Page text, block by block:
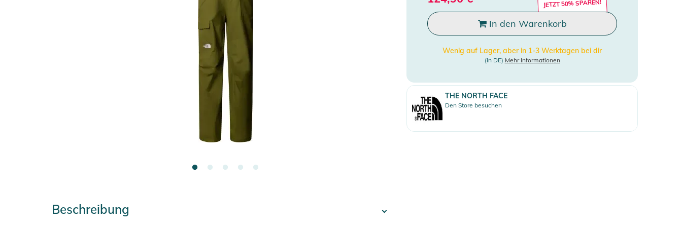
JETZT 50% SPAREN!
In den Warenkorb
Wenig auf Lager, aber in 1-3 Werktagen bei dir
(in DE) Mehr Informationen
THE NORTH FACE
Den Store besuchen
Beschreibung